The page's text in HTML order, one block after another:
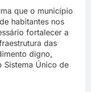
que o município
habitantes nos
fortalecer a
das
digno,
Sistema Único de